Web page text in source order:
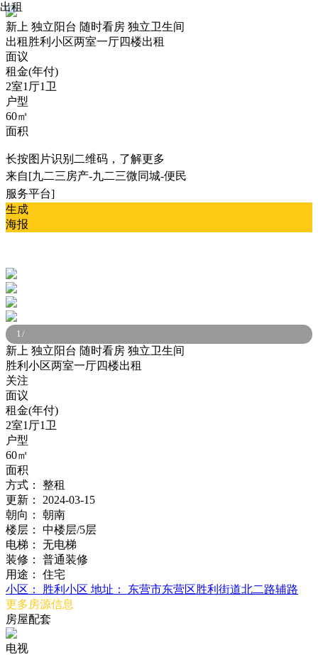
新上 独立阳台 随时看房 独立卫生间
出租 胜利小区两室一厅四楼出租
面议
租金(年付)
2室1厅1卫
户型
60㎡
面积
长按图片识别二维码，了解更多
来自[九二三房产-九二三微同城-便民
服务平台]
生成
海报
出租
1/
新上 独立阳台 随时看房 独立卫生间
胜利小区两室一厅四楼出租
关注
面议
租金(年付)
2室1厅1卫
户型
60㎡
面积
方式：
整租
更新：
2024-03-15
朝向：
朝南
楼层：
中楼层/5层
电梯：
无电梯
装修：
普通装修
用途：
住宅
小区：
胜利小区 地址：
东营市东营区胜利街道北二路辅路
更多房源信息
房屋配套
电视